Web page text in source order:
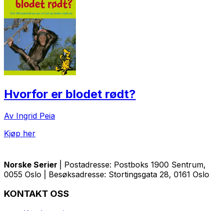
Hvorfor er blodet rødt?
Av Ingrid Peia
Kjøp her
Norske Serier
| Postadresse: Postboks 1900 Sentrum,
0055 Oslo | Besøksadresse: Stortingsgata 28, 0161 Oslo
KONTAKT OSS